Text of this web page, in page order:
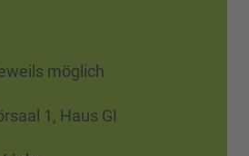
möglich
1, Haus GI